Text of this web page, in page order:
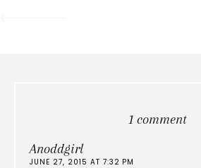
1 comment
Anoddgirl
JUNE 27, 2015 AT 7:32 PM